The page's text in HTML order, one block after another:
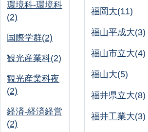
環境科-環境科
(2)
国際学群(2)
観光産業科(2)
観光産業科夜
(2)
経済-経済経営
(2)
福岡大(11)
福山平成大(3)
福山市立大(4)
福山大(5)
福井県立大(8)
福井工業大(3)